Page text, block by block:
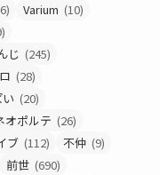
Varium (10)
じ (245)
(28)
(20)
オポルテ (26)
ブ (112) 不仲 (9)
前世 (690)